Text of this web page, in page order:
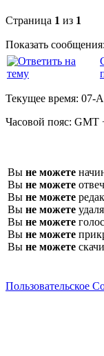
Страница 1 из 1
Показать сообщения:
Текущее время: 07-
Часовой пояс: GMT
Вы не можете
Вы не можете
Вы не можете
Вы не можете
Вы не можете
Вы не можете
Вы не можете
Пользовательское